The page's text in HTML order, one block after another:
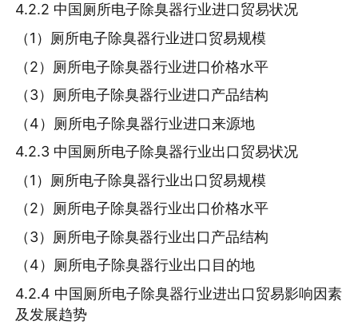
4.2.2 中国厕所电子除臭器行业进口贸易状况
（1）厕所电子除臭器行业进口贸易规模
（2）厕所电子除臭器行业进口价格水平
（3）厕所电子除臭器行业进口产品结构
（4）厕所电子除臭器行业进口来源地
4.2.3 中国厕所电子除臭器行业出口贸易状况
（1）厕所电子除臭器行业出口贸易规模
（2）厕所电子除臭器行业出口价格水平
（3）厕所电子除臭器行业出口产品结构
（4）厕所电子除臭器行业出口目的地
4.2.4 中国厕所电子除臭器行业进出口贸易影响因素
及发展趋势